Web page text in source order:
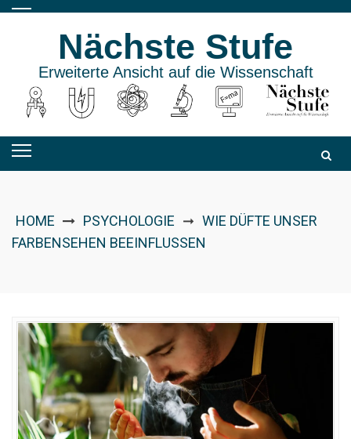
Skip
Nächste Stufe
Erweiterte Ansicht auf die Wissenschaft
HOME PSYCHOLOGIE ➞ WIE DÜFTE UNSER
FARBENSEHEN BEEINFLUSSEN